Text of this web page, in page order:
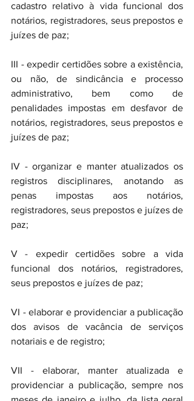
cadastro relativo à vida funcional dos
notários, registradores, seus prepostos e
juízes de paz;
III - expedir certidões sobre a existência,
ou não, de sindicância e processo
administrativo, bem como de
penalidades impostas em desfavor de
notários, registradores, seus prepostos e
juízes de paz;
IV - organizar e manter atualizados os
registros disciplinares, anotando as
penas impostas aos notários,
registradores, seus prepostos e juízes de
paz;
V - expedir certidões sobre a vida
funcional dos notários, registradores,
seus prepostos e juízes de paz;
VI - elaborar e providenciar a publicação
dos avisos de vacância de serviços
notariais e de registro;
VII - elaborar, manter atualizada e
providenciar a publicação, sempre nos